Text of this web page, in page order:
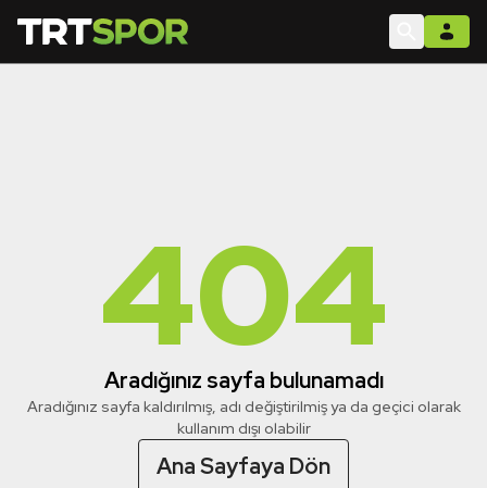
404
Aradığınız sayfa bulunamadı
Aradığınız sayfa kaldırılmış, adı değiştirilmiş ya da geçici olarak
kullanım dışı olabilir
Ana Sayfaya Dön